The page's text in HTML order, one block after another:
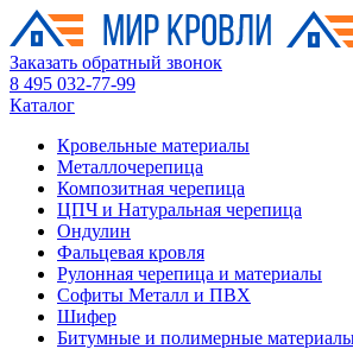
Заказать обратный звонок
8 495 032-77-99
Каталог
Кровельные материалы
Металлочерепица
Композитная черепица
ЦПЧ и Натуральная черепица
Ондулин
Фальцевая кровля
Рулонная черепица и материалы
Софиты Металл и ПВХ
Шифер
Битумные и полимерные